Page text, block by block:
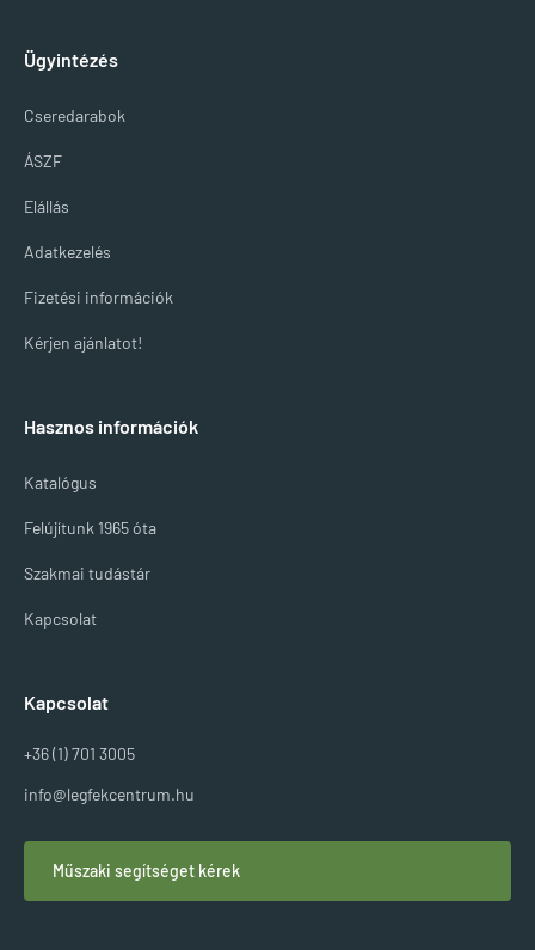
Ügyintézés
Cseredarabok
ÁSZF
Elállás
Adatkezelés
Fizetési információk
Kérjen ajánlatot!
Hasznos információk
Katalógus
Felújítunk 1965 óta
Szakmai tudástár
Kapcsolat
Kapcsolat
+36 (1) 701 3005
info@legfekcentrum.hu
Műszaki segítséget kérek